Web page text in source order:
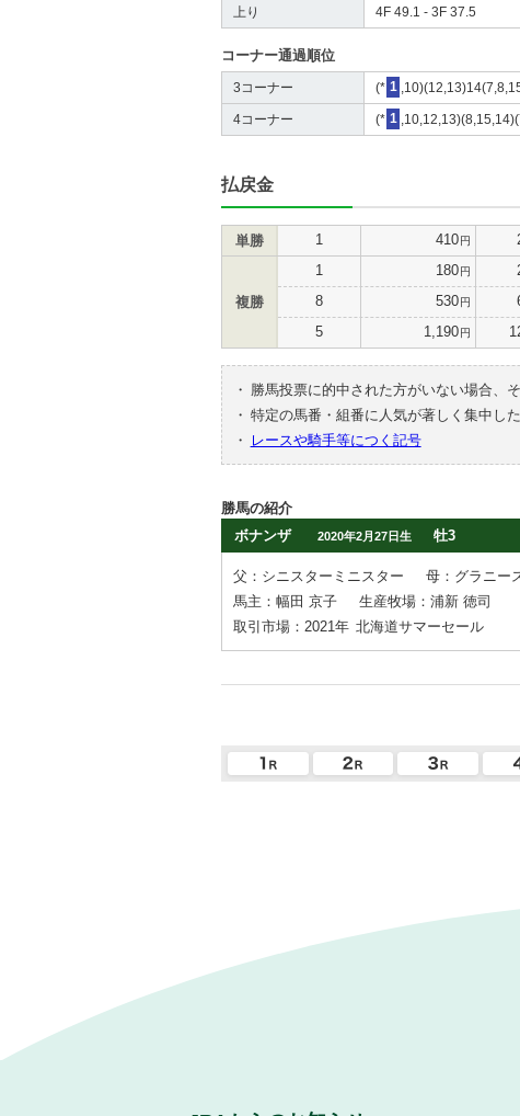
上り 4F 49.1 - 3F 37.5
コーナー通過順位
3コーナー (* 1
4コーナー (* 1
払戻金
単勝 1 410円
複勝
1 180円
8 530円
5 1,190円
・ 勝馬投票に的中された方がいない場合、
・ 特定の馬番・組番に人気が著しく集中した
・
レースや騎手等につく記号
勝馬の紹介
ボナンザ
2020年2月27日生 牡3
父：シニスターミニスター
母：グラニー
馬主：幅田 京子
生産牧場：浦新 徳司
取引市場：2021年 北海道サマーセール